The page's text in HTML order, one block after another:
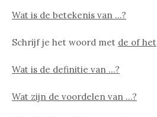
Wat is de betekenis van …?
Schrijf je het woord met de of het
Wat is de definitie van …?
Wat zijn de voordelen van …?